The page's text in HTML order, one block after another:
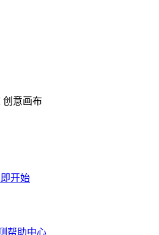
创意画布
开始
帮助中心